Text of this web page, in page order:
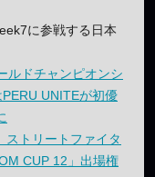
に参戦する日本
ルドチャンピオンシ
UNITEが初優
ストリートファイタ
CUP 12」出場権